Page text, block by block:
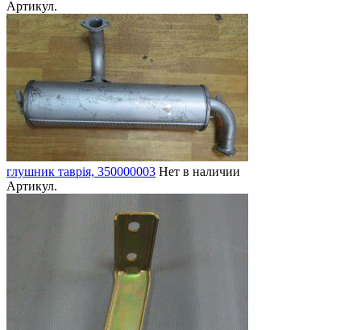
Артикул.
глушник таврія, 350000003 Нет в наличии
Артикул.